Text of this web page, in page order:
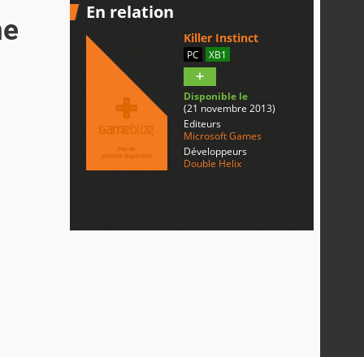
En relation
Killer Instinct
PC XB1
Disponible le
(21 novembre 2013)
Editeurs
Microsoft Games
Développeurs
Double Helix